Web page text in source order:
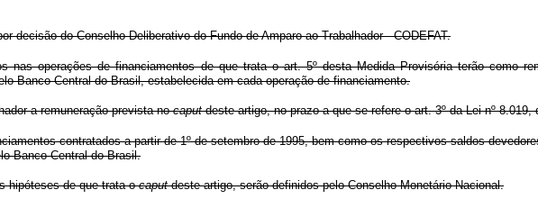
decisão do Conselho Deliberativo do Fundo de Amparo ao Trabalhador - CODEFAT.
nas operações de financiamentos de que trata o art. 5º desta Medida Provisória terão como
Banco Central do Brasil, estabelecida em cada operação de financiamento.
a remuneração prevista nocaputdeste artigo, no prazo a que se refere o art. 3º da Lei nº 8.019,
contratados a partir de 1º de setembro de 1995, bem como os respectivos saldos
Banco Central do Brasil.
hipóteses de que trata ocaputdeste artigo, serão definidos pelo Conselho Monetário Nacional.